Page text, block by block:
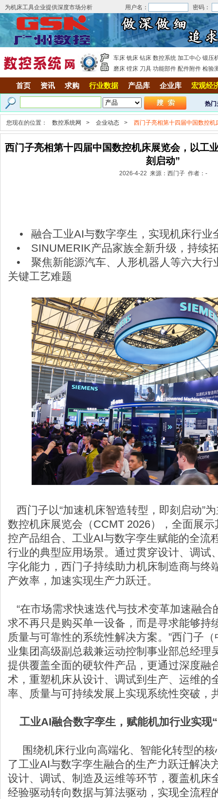
为机床工具企业提供深度市场分析 用户名： 密码：
车床 铣床 钻床 数控系统 加工中心 锻压
磨床 镗床 刀具 功能部件 配件附件 检验
首页 资讯 求购 行业数据 产品库 企业库 宏观经
热门
您现在的位置： 数控系统网 > 企业动态 > 西门子亮相第十四届中国数控机
西门子亮相第十四届中国数控机床展览会，以工
刻启动”
2026-4-22 来源：西门子 作者：-
•
融合工业AI与数字孪生，实现机床行业
•
SINUMERIK产品家族全新升级，持续
•
聚焦新能源汽车、人形机器人等六大
关键工艺难题
西门子以“加速机床智造转型，即刻启动”
数控机床展览会（CCMT 2026），全面展
控产品组合、工业AI与数字孪生赋能的全流
行业的典型应用场景。通过贯穿设计、调试
字化能力，西门子持续助力机床制造商与终
产效率，加速实现生产力跃迁。
“在市场需求快速迭代与技术变革加速融合
求不再只是购买单一设备，而是寻求能够持
质量与可靠性的系统性解决方案。”西门子
业集团高级副总裁兼运动控制事业部总经理
提供覆盖全面的硬软件产品，更通过深度融
术，重塑机床从设计、调试到生产、运维的
率、质量与可持续发展上实现系统性突破，
工业AI融合数字孪生，赋能机加行业实现
围绕机床行业向高端化、智能化转型的核
了工业AI与数字孪生融合的生产力跃迁解决
设计、调试、制造及运维等环节，覆盖机床
经验驱动转向数据与算法驱动，实现全流程